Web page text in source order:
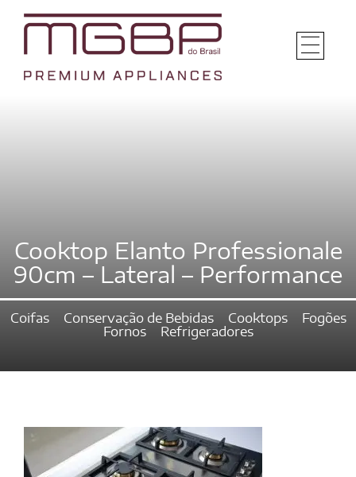
Cooktop Elanto Professionale
90cm – Lateral – Performance
Coifas Conservação de Bebidas Cooktops
Fogões
Fornos
Refrigeradores